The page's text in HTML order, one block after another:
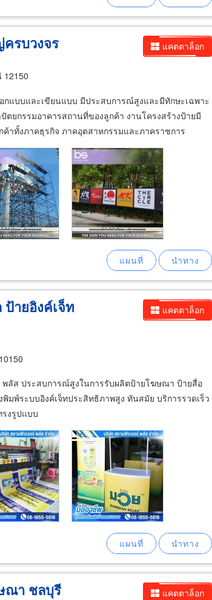
แคตตาล็อก
รบวงจร
12150
กแบบและเขียนแบบ มีประสบการณ์สูงและมีทักษะเฉพาะ
ยกรรมอาคารสถานที่ของลูกค้า งานโครงสร้างป้ายมี
าทั้งภาคธุรกิจ ภาคอุตสาหกรรมและภาคราชการ
แคตตาล็อก
ายอิงค์เจ็ท
พลัส ประสบการณ์สูงในการรับผลิตป้ายโฆษณา ป้ายสื่อ
พ์ระบบอิงค์เจ็ทประสิทธิภาพสูง ทันสมัย บริการรวดเร็ว
งรูปแบบ
แคตตาล็อก
ณา ชลบุรี